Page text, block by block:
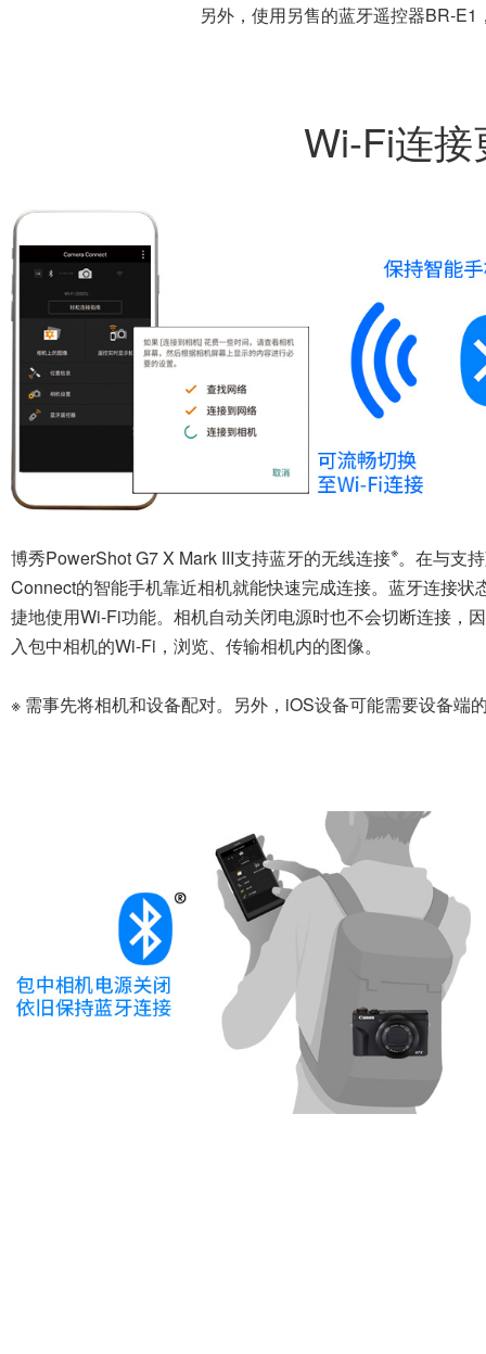
另外，使用另售的蓝牙遥控器BR-
Wi-Fi连
博秀PowerShot G7 X Mark III支持蓝牙的无线连接※。在与支
Connect的智能手机靠近相机就能快速完成连接。蓝牙连接
捷地使用Wi-Fi功能。相机自动关闭电源时也不会切断连接，
入包中相机的Wi-Fi，浏览、传输相机内的图像。
※ 需事先将相机和设备配对。另外，iOS设备可能需要设备端